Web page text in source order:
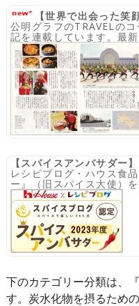
【世界で出会った笑
公明グラフのTRAVELの
記を連載しています。最
【スパイスアンバサダー
レシピブログ・ハウス食
ー』（旧スパイス大使）
下のカテゴリー分類は、
す。炭水化物を摂るため